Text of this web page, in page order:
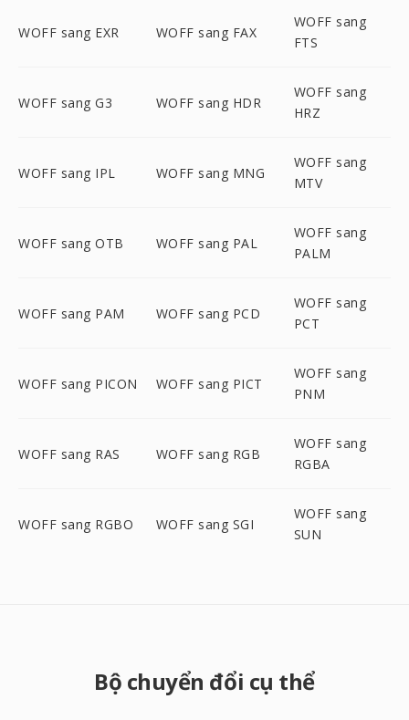
WOFF sang EXR WOFF sang FAX
WOFF sang
FTS
WOFF sang G3 WOFF sang HDR
WOFF sang
HRZ
WOFF sang IPL WOFF sang MNG
WOFF sang
MTV
WOFF sang OTB WOFF sang PAL
WOFF sang
PALM
WOFF sang PAM WOFF sang PCD
WOFF sang
PCT
WOFF sang PICON WOFF sang PICT
WOFF sang
PNM
WOFF sang RAS WOFF sang RGB
WOFF sang
RGBA
WOFF sang RGBO WOFF sang SGI
WOFF sang
SUN
Bộ chuyển đổi cụ thể